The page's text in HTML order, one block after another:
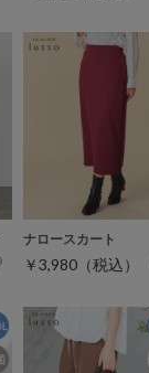
ナロースカート
￥3,980（税込）